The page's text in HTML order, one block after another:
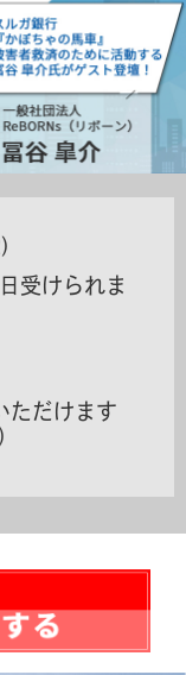
受けられま
ただけます